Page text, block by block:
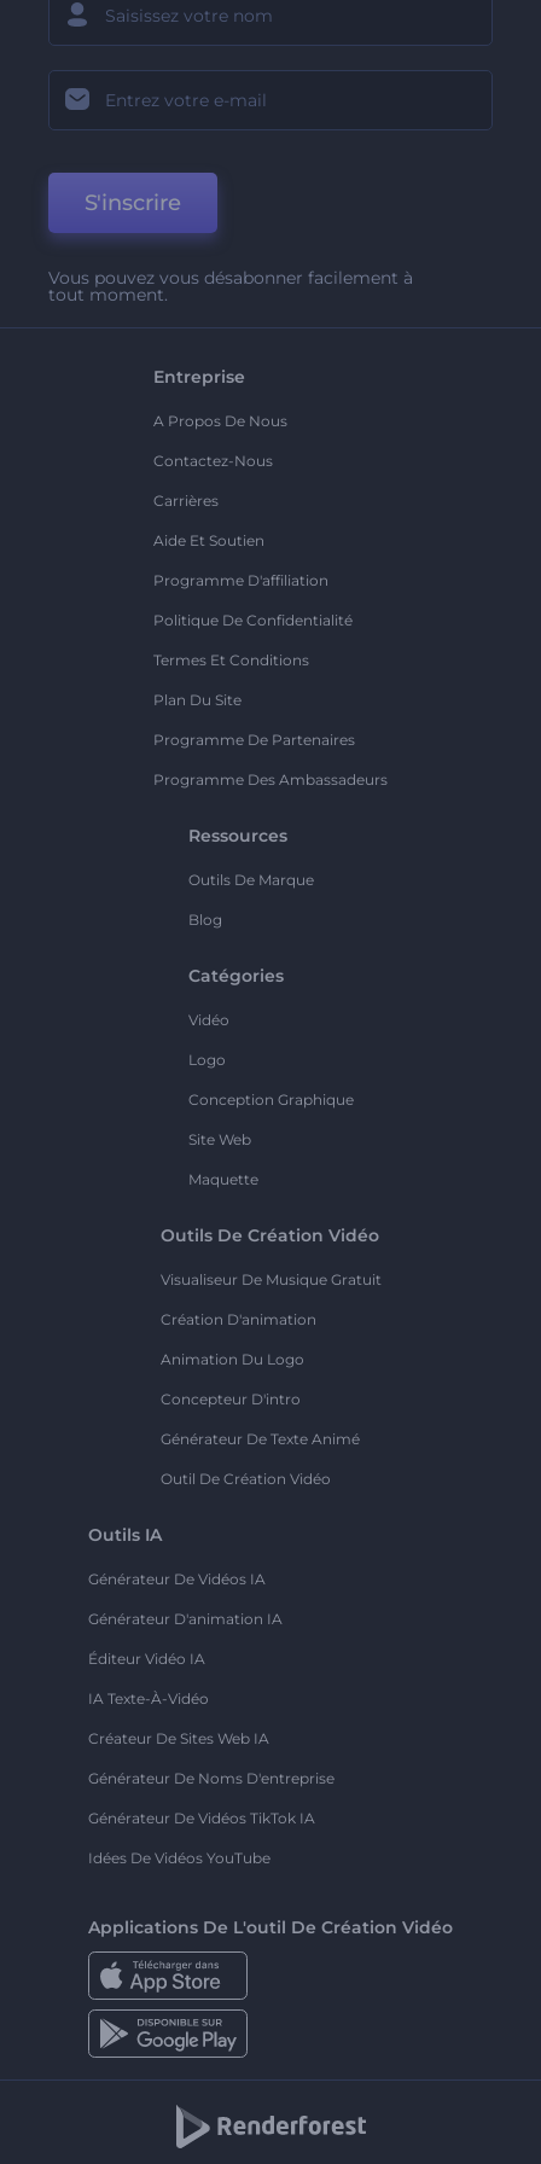
S'inscrire
Vous pouvez vous désabonner facilement à
tout moment.
Entreprise
A Propos De Nous
Contactez-Nous
Carrières
Aide Et Soutien
Programme D'affiliation
Politique De Confidentialité
Termes Et Conditions
Plan Du Site
Programme De Partenaires
Programme Des Ambassadeurs
Ressources
Outils De Marque
Blog
Catégories
Vidéo
Logo
Conception Graphique
Site Web
Maquette
Outils De Création Vidéo
Visualiseur De Musique Gratuit
Création D'animation
Animation Du Logo
Concepteur D'intro
Générateur De Texte Animé
Outil De Création Vidéo
Outils IA
Générateur De Vidéos IA
Générateur D'animation IA
Éditeur Vidéo IA
IA Texte-À-Vidéo
Créateur De Sites Web IA
Générateur De Noms D'entreprise
Générateur De Vidéos TikTok IA
Idées De Vidéos YouTube
Applications De L'outil De Création Vidéo